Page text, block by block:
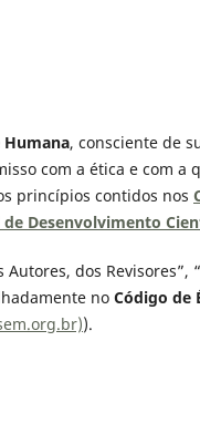
Humana, consciente de
com a ética e com a
princípios contidos nos
Desenvolvimento
dos
no Código de
).